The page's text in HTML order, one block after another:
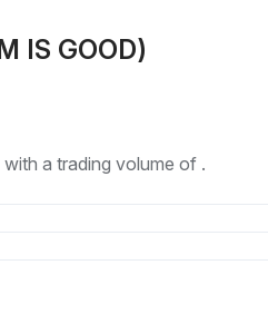
IS GOOD)
a trading volume of .